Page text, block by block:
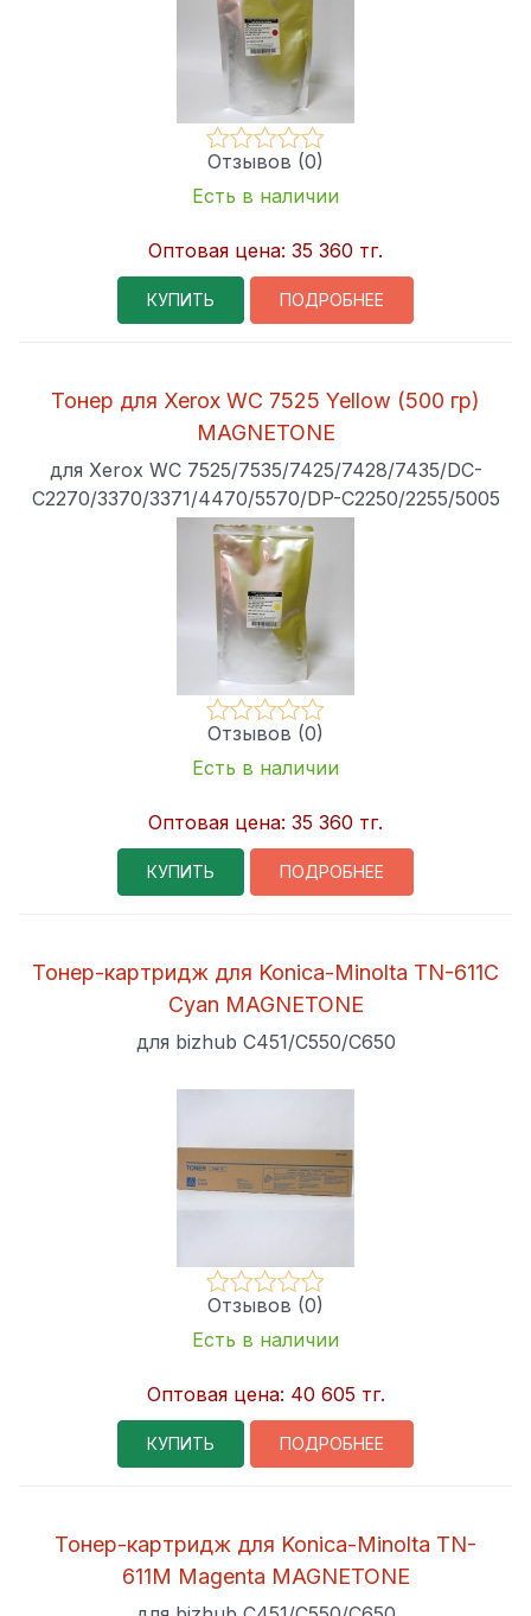
Отзывов (0)
Есть в наличии
Оптовая цена: 35 360 тг.
КУПИТЬ ПОДРОБНЕЕ
Тонер для Xerox WC 7525 Yellow (500 гр)
MAGNETONE
для Xerox WC 7525/7535/7425/7428/7435/DC-
C2270/3370/3371/4470/5570/DP-C2250/2255/5005
Отзывов (0)
Есть в наличии
Оптовая цена: 35 360 тг.
КУПИТЬ ПОДРОБНЕЕ
Тонер-картридж для Konica-Minolta TN-611C
Cyan MAGNETONE
для bizhub C451/C550/C650
Отзывов (0)
Есть в наличии
Оптовая цена: 40 605 тг.
КУПИТЬ ПОДРОБНЕЕ
Тонер-картридж для Konica-Minolta TN-
611M Magenta MAGNETONE